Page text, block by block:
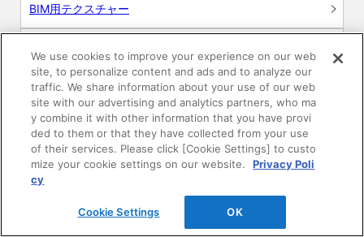
BIM用テクスチャー
申請関係認定書類
施工・取扱説明書
動画
We use cookies to improve your experience on our web
site, to personalize content and ads and to analyze our
traffic. We share information about your use of our web
site with our advertising and analytics partners, who ma
y combine it with other information that you have provi
ded to them or that they have collected from your use
of their services. Please click [Cookie Settings] to custo
mize your cookie settings on our website.
Privacy Poli
cy
Cookie Settings OK